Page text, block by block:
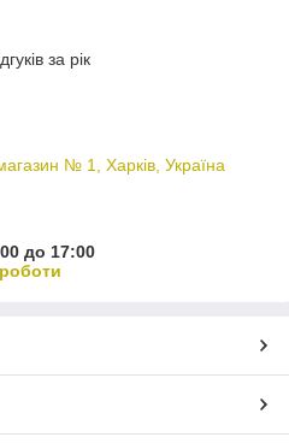
за рік
№ 1, Харків, Україна
до 17:00